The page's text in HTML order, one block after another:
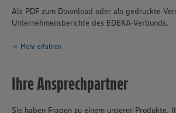
Getränkelogistik an den Standorten Landsberg
Wallersdorf. Etwa 900 der Super- und
Absatzgebiet werden von rund 520
prozentige Tochtergesellschaften der EDEKA
über ein erfolgreiches und expansives
Getränke aller Art.
Als PDF zum Download oder als gedruckte
Unternehmensberichte des EDEKA-Verbunds.
Mehr erfahren
Ihre Ansprechpartner
Sie haben Fragen zu einem unserer Produkte,